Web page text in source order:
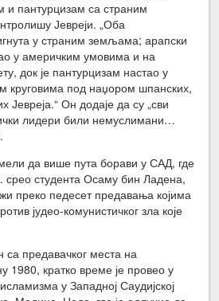
и пантурцизам са страним
Јевреји. „Оба
у страним земљама; арапски
у америчким умовима и на
док је пантурцизам настао у
круговима под наџором шпанских,
Јевреја.“ Он додаје да су „сви
лидери били немуслимани…
да више пута борави у САД, где
срео студента Осаму бин Ладена,
преко педесет предавања којима
јудео-комунистичког зла које
предавачког места на
1980, кратко време је провео у
у Западној Саудијској